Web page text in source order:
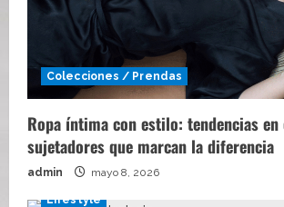
Colecciones / Prendas
Ropa íntima con estilo: tendencias
sujetadores que marcan la diferencia
admin mayo 8, 2026
Lifestyle